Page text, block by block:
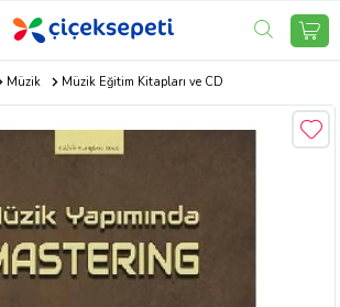
Müzik Müzik Eğitim Kitapları ve CD